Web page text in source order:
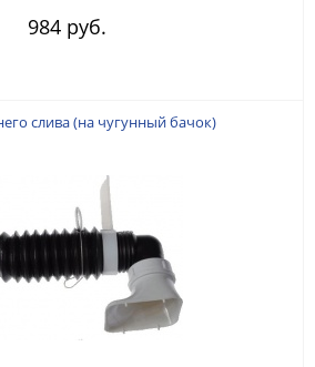
984 руб.
слива (на чугунный бачок)